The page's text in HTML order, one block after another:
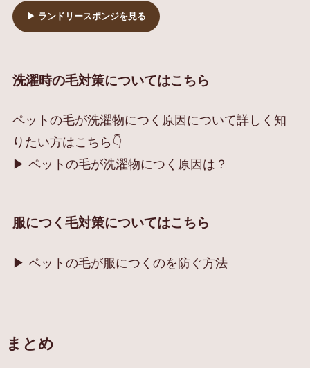
▶︎ ランドリースポンジを見る
洗濯時の毛対策についてはこちら
ペットの毛が洗濯物につく原因について詳しく知
りたい方はこちら👇
▶︎ ペットの毛が洗濯物につく原因は？
服につく毛対策についてはこちら
▶︎ ペットの毛が服につくのを防ぐ方法
まとめ